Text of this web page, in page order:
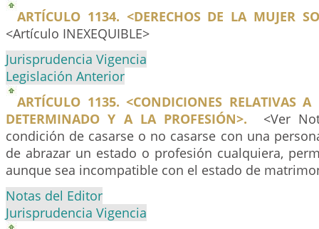
ARTÍCULO 1134. <DERECHOS DE LA MUJER
<Artículo INEXEQUIBLE>
Jurisprudencia Vigencia
Legislación Anterior
ARTÍCULO 1135. <CONDICIONES RELATIVAS
DETERMINADO Y A LA PROFESIÓN>. <Ver
condición de casarse o no casarse con una
de abrazar un estado o profesión cualquiera,
aunque sea incompatible con el estado de
Notas del Editor
Jurisprudencia Vigencia